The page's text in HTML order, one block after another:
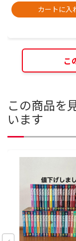
カートに入
こ
この商品を
います